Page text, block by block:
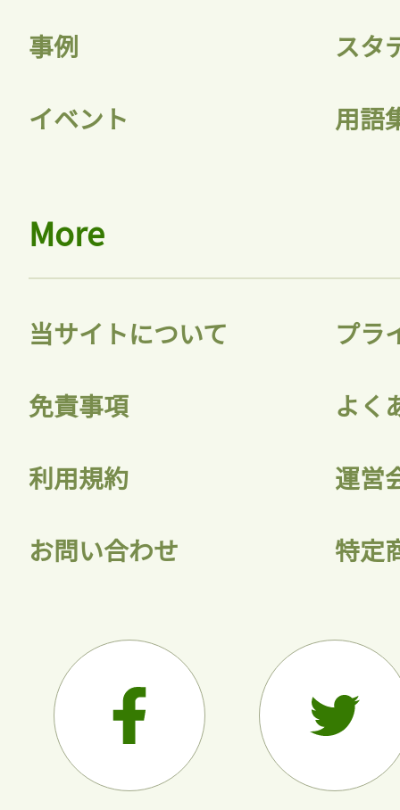
事例 スタ
イベント 用語
More
当サイトについて プラ
免責事項 よく
利用規約 運営
お問い合わせ 特定